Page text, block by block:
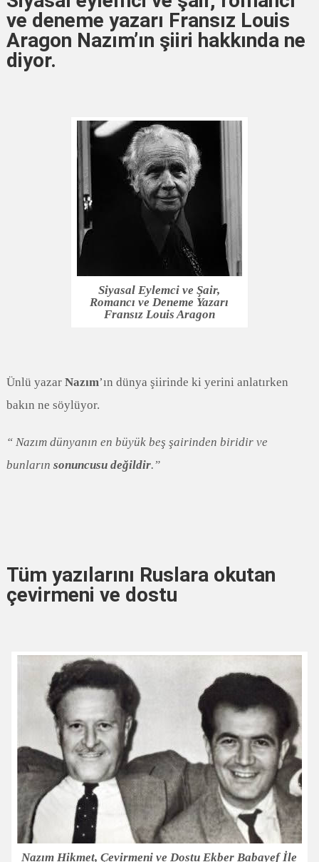
ve deneme yazarı Fransız Louis
Aragon Nazım’ın şiiri hakkında ne
diyor.
Siyasal Eylemci ve Şair,
Romancı ve Deneme Yazarı
Fransız Louis Aragon
Ünlü yazar Nazım’ın dünya şiirinde ki yerini anlatırken
bakın ne söylüyor.
“ Nazım dünyanın en büyük beş şairinden biridir ve
bunların sonuncusu değildir.”
Tüm yazılarını Ruslara okutan
çevirmeni ve dostu
Nazım Hikmet, Çevirmeni ve Dostu Ekber Babayef İle